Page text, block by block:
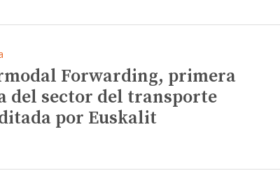
Forwarding, primera
del sector del transporte
por Euskalit